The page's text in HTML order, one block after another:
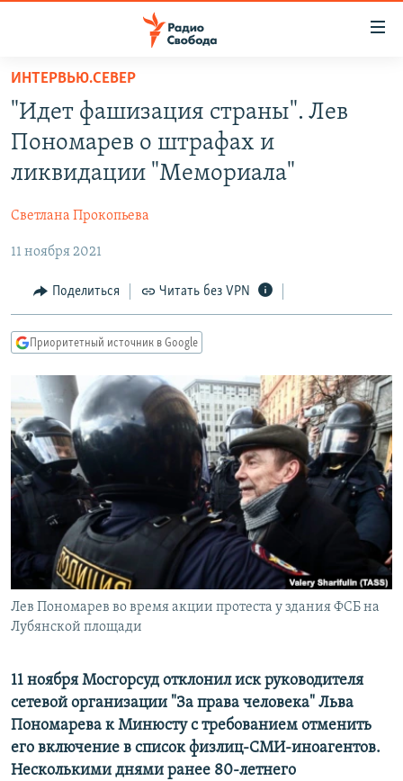
упрощенного
доступа
Вернуться
основному
Вернутся
навигации
Вернутся
поиску
ПРОГРАММЫ
ПОДКАСТЫ
АВТОРСКИЕ ПРОЕКТЫ
МНЕНИЯ
КУЛЬТУРА
IDEL.РЕАЛИИ
СЕВЕР.РЕАЛИИ
СИБИРЬ.РЕАЛИИ
РАСПИСАНИЕ ВЕЩАНИЯ
ПОДПИШИТЕСЬ НА РАССЫЛКУ
СОЦИАЛЬНЫЕ СЕТИ
Все сайты РСЕ/РС
ИНТЕРВЬЮ.СЕВЕР
"Идет фашизация страны". Лев
Пономарев о штрафах и
ликвидации "Мемориала"
Светлана Прокопьева
11 ноября 2021
Поделиться Читать без VPN
Приоритетный источник в Google
Лев Пономарев во время акции протеста у здания ФСБ на
Лубянской площади
11 ноября Мосгорсуд отклонил иск руководителя
сетевой организации "За права человека" Льва
Пономарева к Минюсту с требованием отменить
его включение в списокфизлиц-СМИ-иноагентов.
Несколькими днями ранее 80-летнего